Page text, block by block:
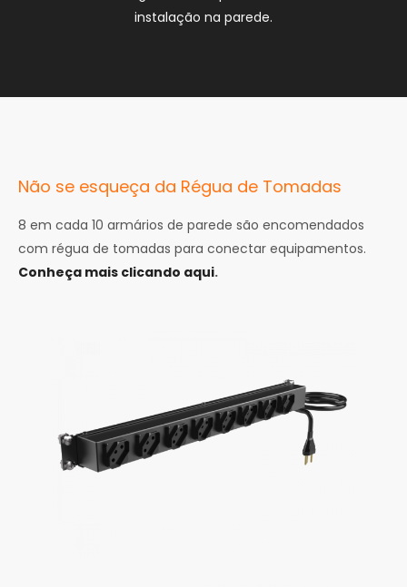
instalação na parede.
Não se esqueça da Régua de Tomadas
8 em cada 10 armários de parede são encomendados
com régua de tomadas para conectar equipamentos.
Conheça mais clicando aqui.